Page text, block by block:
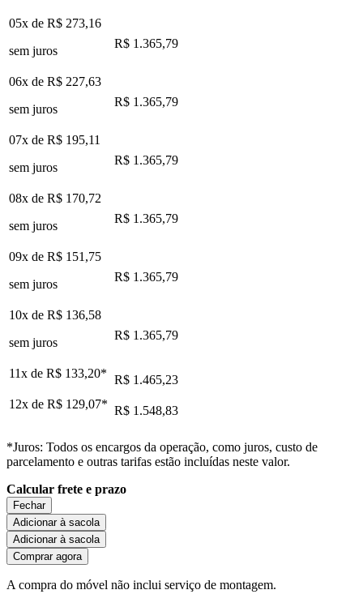
05x de R$ 273,16
sem juros
R$ 1.365,79
06x de R$ 227,63
sem juros
R$ 1.365,79
07x de R$ 195,11
sem juros
R$ 1.365,79
08x de R$ 170,72
sem juros
R$ 1.365,79
09x de R$ 151,75
sem juros
R$ 1.365,79
10x de R$ 136,58
sem juros
R$ 1.365,79
11x de R$ 133,20* R$ 1.465,23
12x de R$ 129,07* R$ 1.548,83
*Juros: Todos os encargos da operação, como juros, custo de
parcelamento e outras tarifas estão incluídas neste valor.
Calcular frete e prazo
Fechar
Adicionar à sacola
Adicionar à sacola
Comprar agora
A compra do móvel não inclui serviço de montagem.